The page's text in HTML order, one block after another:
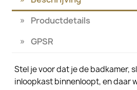
Productdetails
GPSR
Stel je voor dat je de badkamer,
inloopkast binnenloopt, en daar